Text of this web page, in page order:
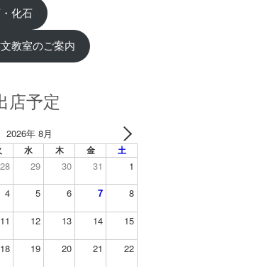
化石
教室のご案内
店予定
2026年 8月
水 木 金 土
28 29 30 31 1
4 5 6 7 8
11 12 13 14 15
18 19 20 21 22